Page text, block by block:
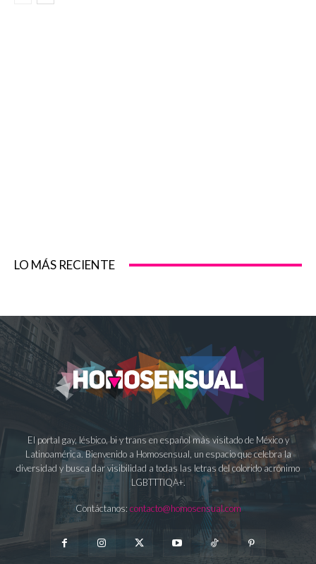
LO MÁS RECIENTE
El portal gay, lésbico, bi y trans en español más visitado de México y
Latinoamérica. Bienvenido a Homosensual, un espacio que celebra la
diversidad y busca dar visibilidad a todas las letras del colorido acrónimo
LGBTTTIQA+.
Contáctanos: contacto@homosensual.com